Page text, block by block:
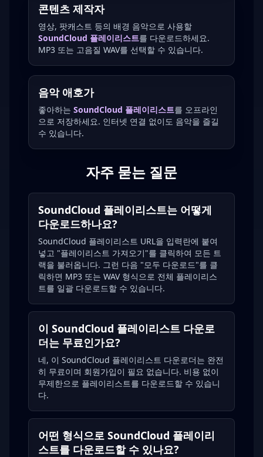
콘텐츠 제작자
영상, 팟캐스트 등의 배경 음악으로 사용할
SoundCloud 플레이리스트를 다운로드하세요.
MP3 또는 고음질 WAV를 선택할 수 있습니다.
음악 애호가
좋아하는 SoundCloud 플레이리스트를 오프라인
으로 저장하세요. 인터넷 연결 없이도 음악을 즐길
수 있습니다.
자주 묻는 질문
SoundCloud 플레이리스트는 어떻게
다운로드하나요?
SoundCloud 플레이리스트 URL을 입력란에 붙여
넣고 "플레이리스트 가져오기"를 클릭하여 모든 트
랙을 불러옵니다. 그런 다음 "모두 다운로드"를 클
릭하면 MP3 또는 WAV 형식으로 전체 플레이리스
트를 일괄 다운로드할 수 있습니다.
이 SoundCloud 플레이리스트 다운로
더는 무료인가요?
네, 이 SoundCloud 플레이리스트 다운로더는 완전
히 무료이며 회원가입이 필요 없습니다. 비용 없이
무제한으로 플레이리스트를 다운로드할 수 있습니
다.
어떤 형식으로 SoundCloud 플레이리
스트를 다운로드할 수 있나요?